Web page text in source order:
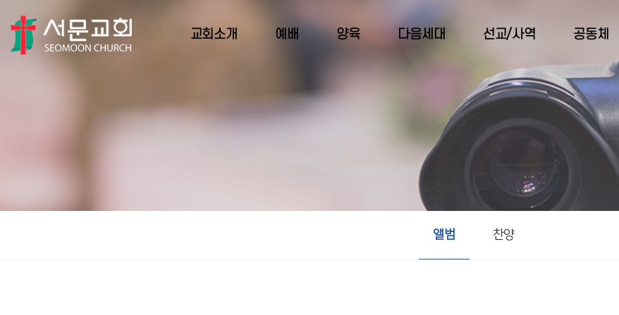
교회소개 예배 양육 다음세대 선교/사역 공동체
앨범 찬양